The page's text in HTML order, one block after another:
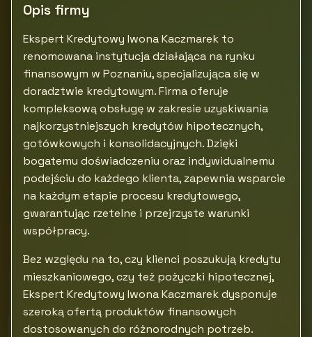
Opis firmy
Ekspert Kredytowy Iwona Kaczmarek to
renomowana instytucja działająca na rynku
finansowym w Poznaniu, specjalizująca się w
doradztwie kredytowym. Firma oferuje
kompleksową obsługę w zakresie uzyskiwania
najkorzystniejszych kredytów hipotecznych,
gotówkowych i konsolidacyjnych. Dzięki
bogatemu doświadczeniu oraz indywidualnemu
podejściu do każdego klienta, zapewnia wsparcie
na każdym etapie procesu kredytowego,
gwarantując rzetelne i przejrzyste warunki
współpracy.
Bez względu na to, czy klienci poszukują kredytu
mieszkaniowego, czy też pożyczki hipotecznej,
Ekspert Kredytowy Iwona Kaczmarek dysponuje
szeroką ofertą produktów finansowych
dostosowanych do różnorodnych potrzeb.